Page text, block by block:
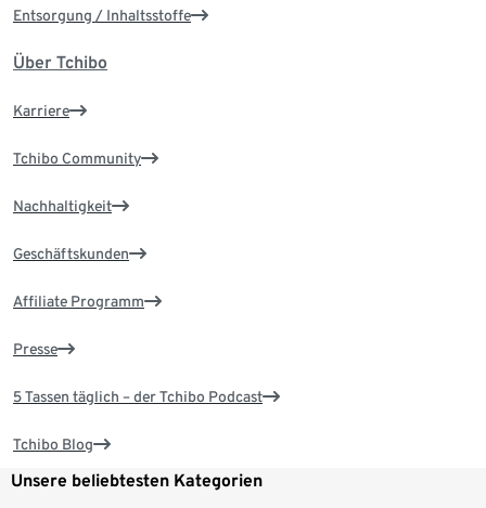
Entsorgung / Inhaltsstoffe
Über Tchibo
Karriere
Tchibo Community
Nachhaltigkeit
Geschäftskunden
Affiliate Programm
Presse
5 Tassen täglich – der Tchibo Podcast
Tchibo Blog
Unsere beliebtesten Kategorien